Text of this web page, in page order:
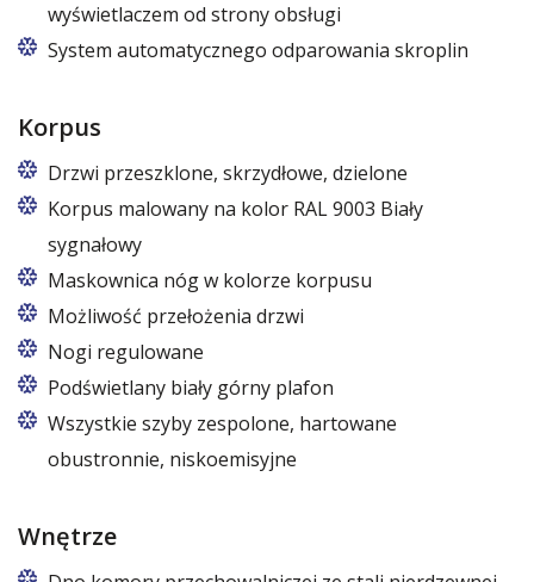
wyświetlaczem od strony obsługi
System automatycznego odparowania skroplin
Korpus
Drzwi przeszklone, skrzydłowe, dzielone
Korpus malowany na kolor RAL 9003 Biały
sygnałowy
Maskownica nóg w kolorze korpusu
Możliwość przełożenia drzwi
Nogi regulowane
Podświetlany biały górny plafon
7 kolorów ze wzornika RAPA
Wszystkie szyby zespolone, hartowane
obustronnie, niskoemisyjne
Wnętrze